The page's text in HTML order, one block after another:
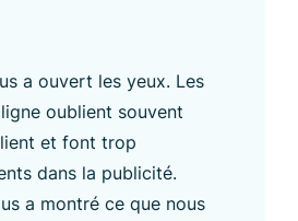
a ouvert les yeux. Les
oublient souvent
et font trop
dans la publicité.
a montré ce que nous